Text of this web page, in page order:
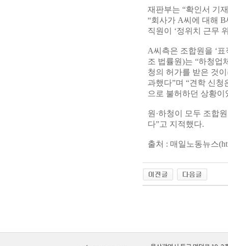
재판부는 “확인서 기
“회사가 A씨에 대해
직원이 ‘정위치 근무
A씨측은 조합원을 ‘
조 법률원)는 “하청업
청의 허가를 받은 것
과했다”며 “견학 신
으로 불허하던 상황이
원·하청이 모두 조합
다”고 지적했다.
출처 : 매일노동뉴스